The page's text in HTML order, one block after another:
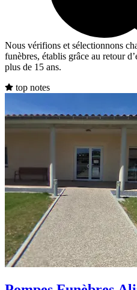
Nous vérifions et sélectionnons
funèbres, établis grâce au retour
plus de 15 ans.
top notes